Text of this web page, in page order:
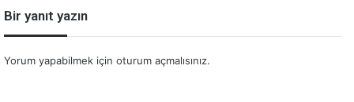
Bir yanıt yazın
Yorum yapabilmek için oturum açmalısınız.